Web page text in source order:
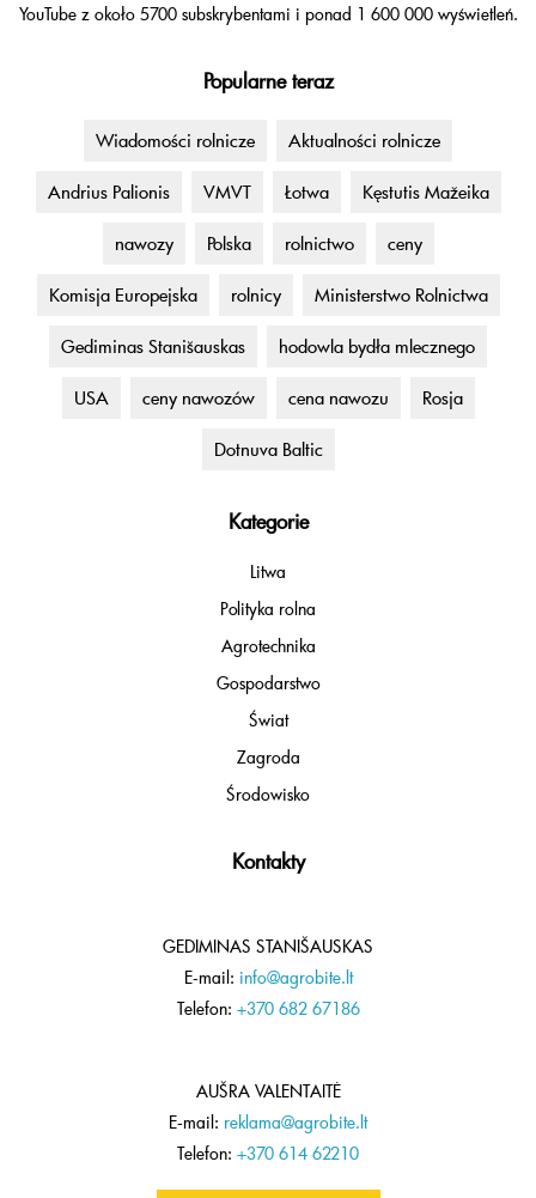
YouTube z około 5700 subskrybentami i ponad 1 600 000 wyświetleń.
Popularne teraz
Wiadomości rolnicze Aktualności rolnicze
Andrius Palionis VMVT Łotwa Kęstutis Mažeika
nawozy Polska rolnictwo ceny
Komisja Europejska rolnicy Ministerstwo Rolnictwa
Gediminas Stanišauskas hodowla bydła mlecznego
USA ceny nawozów cena nawozu Rosja
Dotnuva Baltic
Kategorie
Litwa
Polityka rolna
Agrotechnika
Gospodarstwo
Świat
Zagroda
Środowisko
Kontakty
GEDIMINAS STANIŠAUSKAS
E-mail: info@agrobite.lt
Telefon: +370 682 67186
AUŠRA VALENTAITĖ
E-mail: reklama@agrobite.lt
Telefon: +370 614 62210